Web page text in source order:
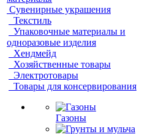
Сувенирные украшения
Текстиль
Упаковочные материалы и
одноразовые изделия
Хендмейд
Хозяйственные товары
Электротовары
Товары для консервирования
Газоны